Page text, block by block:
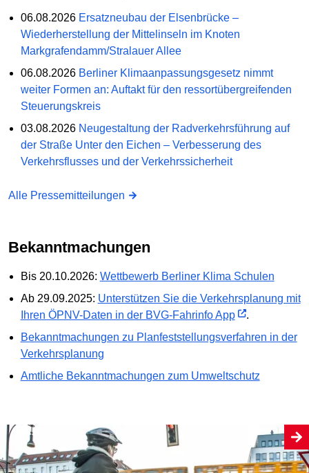
06.08.2026 Ersatzneubau der Elsenbrücke –
Wiederherstellung der Mittelinseln im Knoten
Markgrafendamm/Stralauer Allee
06.08.2026 Berliner Klimaanpassungsgesetz nimmt
weiter Formen an: Auftakt für den ressortübergreifenden
Steuerungskreis
03.08.2026 Neugestaltung der Radverkehrsführung auf
der Straße Unter den Eichen – Verbesserung des
Verkehrsflusses und der Verkehrssicherheit
Alle Pressemitteilungen
Bekanntmachungen
Bis 20.10.2026: Wettbewerb Berliner Klima Schulen
Ab 29.09.2025: Unterstützen Sie die Verkehrsplanung mit
Ihren ÖPNV-Daten in der BVG-Fahrinfo App
.
Bekanntmachungen zu Planfeststellungs­verfahren in der
Verkehrsplanung
Amtliche Bekanntmachungen zum Umweltschutz